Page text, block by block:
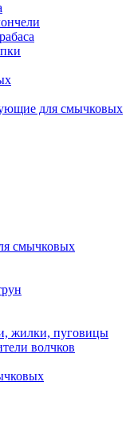
для смычковых
смычковых
жилки, пуговицы
волчков